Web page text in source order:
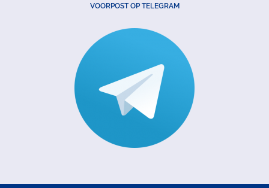
VOORPOST OP TELEGRAM